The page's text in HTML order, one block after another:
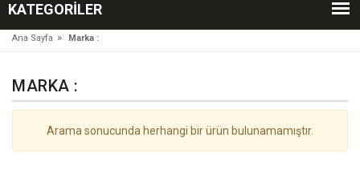
KATEGORILER
Ana Sayfa » Marka :
MARKA :
Arama sonucunda herhangi bir ürün bulunamamıştır.